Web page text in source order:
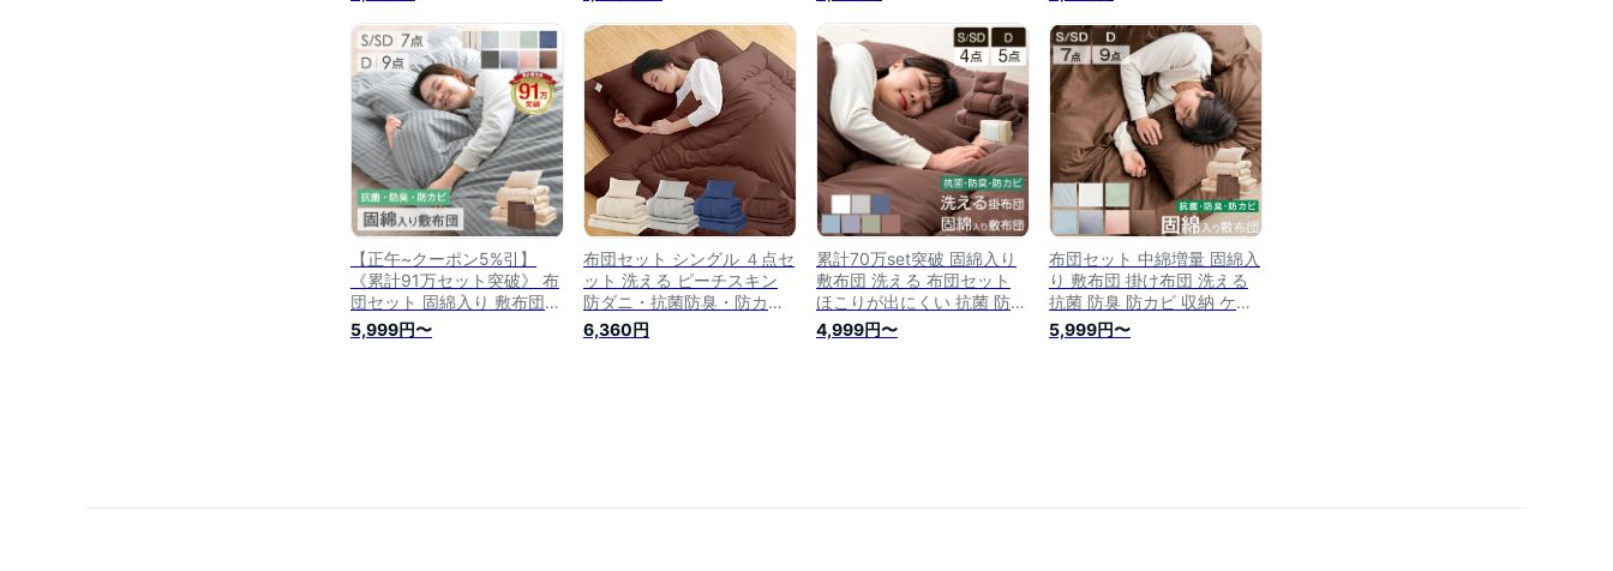
んセット 敷き布団 枕 布団
組布団セット 掛け敷き布団
セット 新生活
臭 防カビ 収納 ケース 掛布
団 カバー付き シングル セ
ミダブル ダブル 枕 掛け布
団 敷き布団 布団 掛敷布団
セット 7点セット 9点セッ
ト 来客用 新生活 寝具
バーピローケース収納ケー
ス敷布団掛布団
納 ケース 掛布団 カバー付
き ベッド用 シングル セミ
ダブル ダブル 組布団 布団
客用布団 来客用布団セット
7点セット 9点セット 夏 コ
ンパクト おしゃれ
【正午~クーポン5%引】
《累計91万セット突破》 布
団セット 固綿入り 敷布団
中綿増量 掛け布団 洗える
収納ケース付 掛布団 カバー
5,999円〜
布団セット シングル ４点セ
ット 洗える ピーチスキン
防ダニ・抗菌防臭・防カビ
【高密度固綿入り 三層敷布
団】（掛布団 敷布団 枕 収
6,360円
累計70万set突破 固綿入り
敷布団 洗える 布団セット
ほこりが出にくい 抗菌 防臭
防カビ 収納ケース付 寝具セ
ット シングル セミダブル
4,999円〜
布団セット 中綿増量 固綿入
り 敷布団 掛け布団 洗える
抗菌 防臭 防カビ 収納 ケー
ス 掛布団 カバー付き ベッ
ド用 シングル セミダブル
5,999円〜